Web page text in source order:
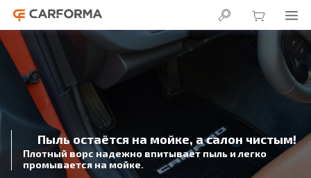
Пыль остаётся на мойке, а салон чистым!
Плотный ворс надежно впитывает пыль и легко
промывается на мойке.